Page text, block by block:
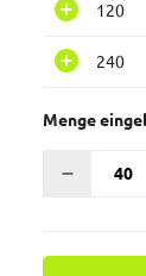
120
240
Menge